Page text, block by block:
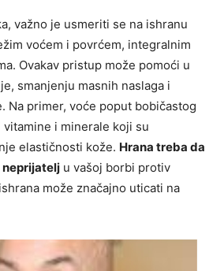
važno je usmeriti se na ishranu
voćem i povrćem, integralnim
Ovakav pristup može pomoći u
smanjenju masnih naslaga i
Na primer, voće poput bobičastog
vitamine i minerale koji su
elastičnosti kože. Hrana treba da
neprijatelj u vašoj borbi protiv
može značajno uticati na